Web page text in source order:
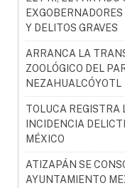
Y DELITOS GRAVES
ARRANCA LA
ZOOLÓGICO DEL
NEZAHUALCÓYOTL
TOLUCA REGISTRA
INCIDENCIA
MÉXICO
ATIZAPÁN SE
AYUNTAMIENTO